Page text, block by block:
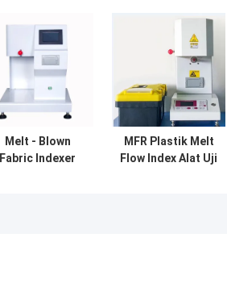
Melt - Blown
Fabric Indexer
MFR Plastik Melt
Flow Index Alat Uji